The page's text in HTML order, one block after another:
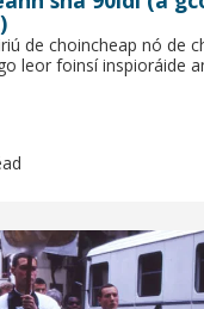
de choincheap nó de
leor foinsí inspioráide